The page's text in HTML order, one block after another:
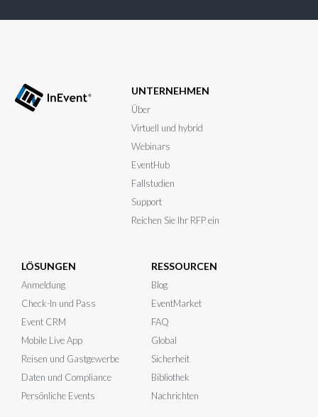
UNTERNEHMEN
Über
Virtuell und hybrid
Webinars
EventHub
Fallstudien
Support
Reichen Sie Ihr RFP ein
LÖSUNGEN
Anmeldung
Check-In und Pass
Event CRM
Mobile Live App
Reisen und Gastgewerbe
Daten und Compliance
Persönliche Events
RESSOURCEN
Blog
EventMarket
FAQ
Global
Sicherheit
Bibliothek
Nachrichten